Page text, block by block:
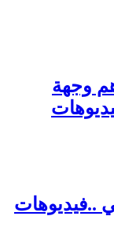
وجهة
..فيديوهات